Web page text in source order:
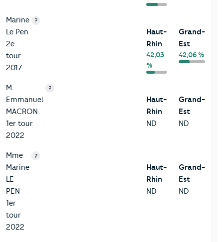
Marine
Le Pen
2e
tour
2017
?
Haut-
Rhin
42,03
%
Grand-
Est
42,06 %
M.
Emmanuel
MACRON
1er tour
2022
?
Haut-
Rhin
ND
Grand-
Est
ND
Mme
Marine
LE
PEN
1er
tour
2022
?
Haut-
Rhin
ND
Grand-
Est
ND